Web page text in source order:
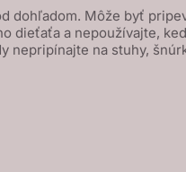
dohľadom. Môže byť
dieťaťa a nepoužívajte,
nepripínajte na stuhy,